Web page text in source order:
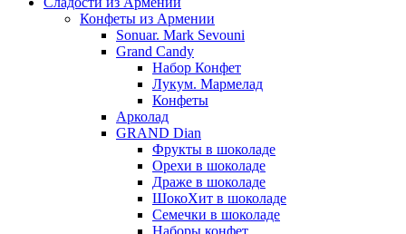
Конфеты из Армении
Sonuar. Mark Sevouni
Grand Candy
Набор Конфет
Лукум. Мармелад
Конфеты
Арколад
GRAND Dian
Фрукты в шоколаде
Орехи в шоколаде
Драже в шоколаде
ШокоХит в шоколаде
Семечки в шоколаде
Наборы конфет